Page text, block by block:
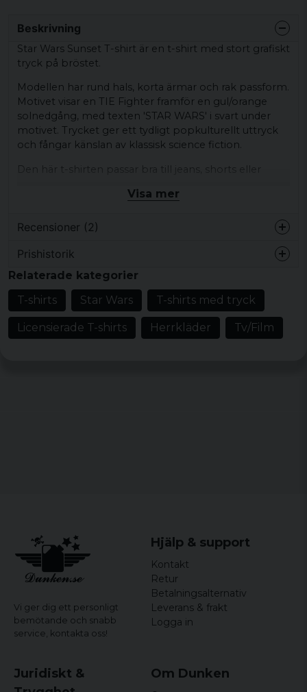
Beskrivning
Star Wars Sunset T-shirt är en t-shirt med stort grafiskt
tryck på bröstet.
Modellen har rund hals, korta ärmar och rak passform.
Motivet visar en TIE Fighter framför en gul/orange
solnedgång, med texten 'STAR WARS' i svart under
motivet. Trycket ger ett tydligt popkulturellt uttryck
och fångar känslan av klassisk science fiction.
Den här t-shirten passar bra till jeans, shorts eller
där motivet får ta plats.
Produkttyp:
solnedgång, texten 'STAR WARS'
Stil/känsla:Avslappnad vardagsstil, grafisk
popkultur
Färg:Vit t-shirt med svart, gul och orange i
trycket
Visa mer
Recensioner (2)
för 6 år sedan
Samir
för 6 år sedan
Prishistorik
Relaterade kategorier
T-shirts
Star Wars T-shirts med tryck
Licensierade T-shirts Herrkläder Tv/Film
Vi ger dig ett personligt
bemötande och snabb
service, kontakta oss!
Hjälp & support
Kontakt
Retur
Betalningsalternativ
Leverans & frakt
Logga in
Juridiskt &
Om Dunken